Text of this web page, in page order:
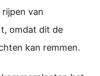
van
omdat dit de
kan remmen.